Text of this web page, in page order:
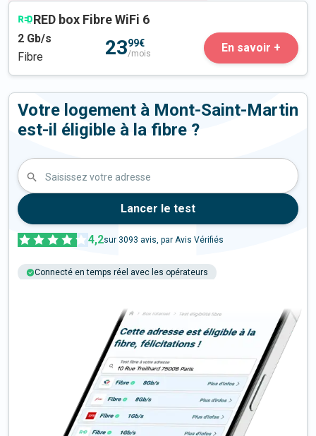
RED box Fibre WiFi 6
2 Gb/s
Fibre
2399€
/mois En savoir +
Votre logement à Mont-Saint-Martin
est-il éligible à la fibre ?
Saisissez votre adresse
Lancer le test
4,2sur 3093 avis, par Avis Vérifiés
Connecté en temps réel avec les opérateurs